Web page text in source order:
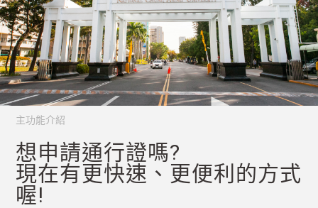
主功能介紹
想申請通行證嗎?
現在有更快速、更便利的方式
喔!